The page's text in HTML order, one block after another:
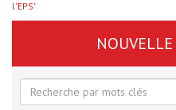
l'EPS'
NOUVELLE